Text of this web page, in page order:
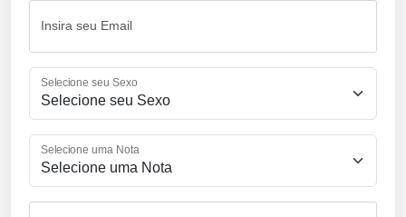
Insira seu Email
Selecione seu Sexo
Selecione uma Nota